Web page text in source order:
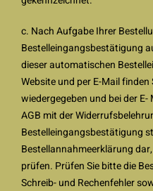
c. Nach Aufgabe Ihrer
Bestelleingangsbestätigung
dieser automatischen
Website und per E-Mail finden
wiedergegeben und bei der
AGB mit der
Bestelleingangsbestätigung
Bestellannahmeerklärung
prüfen. Prüfen Sie bitte die
Schreib- und Rechenfehler